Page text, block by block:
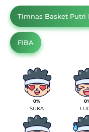
Timnas Basket Putri
FIBA
0%
SUKA